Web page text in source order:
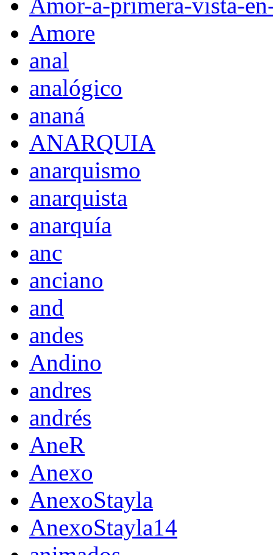
Amor-a-primera-vista-
Amore
anal
analógico
ananá
ANARQUIA
anarquismo
anarquista
anarquía
anc
anciano
and
andes
Andino
andres
andrés
AneR
Anexo
AnexoStayla
AnexoStayla14